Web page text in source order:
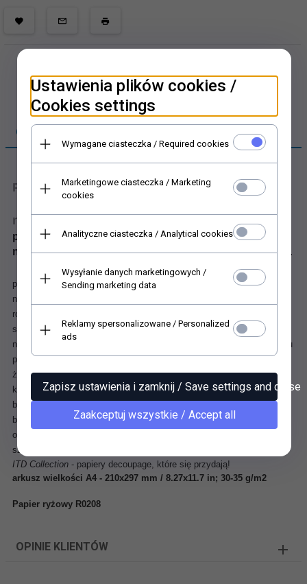
OPIS PRODUKTU
Papier ryżowy świąteczny
napisy
przydatne na Boże Narodzenie
napisy świąteczne, Wesołych Świąt, Boże Narodzenie
.
Ryżowy Papier do Decoupage jest doskonały tak dla
początkujących, jak i dla zaawansowanych! Łatwiej się z nim pracuje
niż z klasycznymi serwetkami. Jest świetny do dekorowania szkła ale
również do innych powierzchni takich jak drewno, mdf czy też
styropian. Posiada w całej strukturze charakterystyczne włókna
nieregularnej grubości, ułożone w dowolnych kierunkach, dzięki czemu
papier zyskuje oryginalny wygląd i strukturę. Przykleja się bez
żadnych szczególnych zaleceń co do techniki klejenia, każdym
klejem. Sprawdzona odpowiednia technika nadruku powoduje, że
barwy pozostają czyste, nie zmywają się pod wpływem kleju i nie
blakną. Papier świetnie się przykleja i daje się delikatnie naddawać na
obłych przedmiotach. Umożliwia uzyskanie doskonałych rezultatów w
sztuce decoupage.
ITD Collection - papiery decoupage, które się przydają!
arkusz wielkości A4 - 210x297 mm / 8.27x11.7 in; 30-35 g/m2
Papier ryżowy R0208
OPINIE KLIENTÓW
Ustawienia plików cookies /
Cookies settings
Wymagane ciasteczka / Required cookies
Marketingowe ciasteczka / Marketing
cookies
Analityczne ciasteczka / Analytical cookies
Wysyłanie danych marketingowych /
Sending marketing data
Reklamy spersonalizowane / Personalized
ads
Zapisz ustawienia i zamknij / Save settings and close
Zaakceptuj wszystkie / Accept all